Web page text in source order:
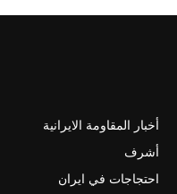
أخبار المقاومة الايرانية
أشرف
احتجاجات في ايران